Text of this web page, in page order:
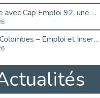
Primark recrute avec Cap Emploi 92, une matinée couronnée de succès !
Job Dating de Colombes – Emploi et Insertion
Aborder l'entretien et la situation de handicap en toute confiance
Retour sur l’atelier « Optimiser sa recherche d’emploi »